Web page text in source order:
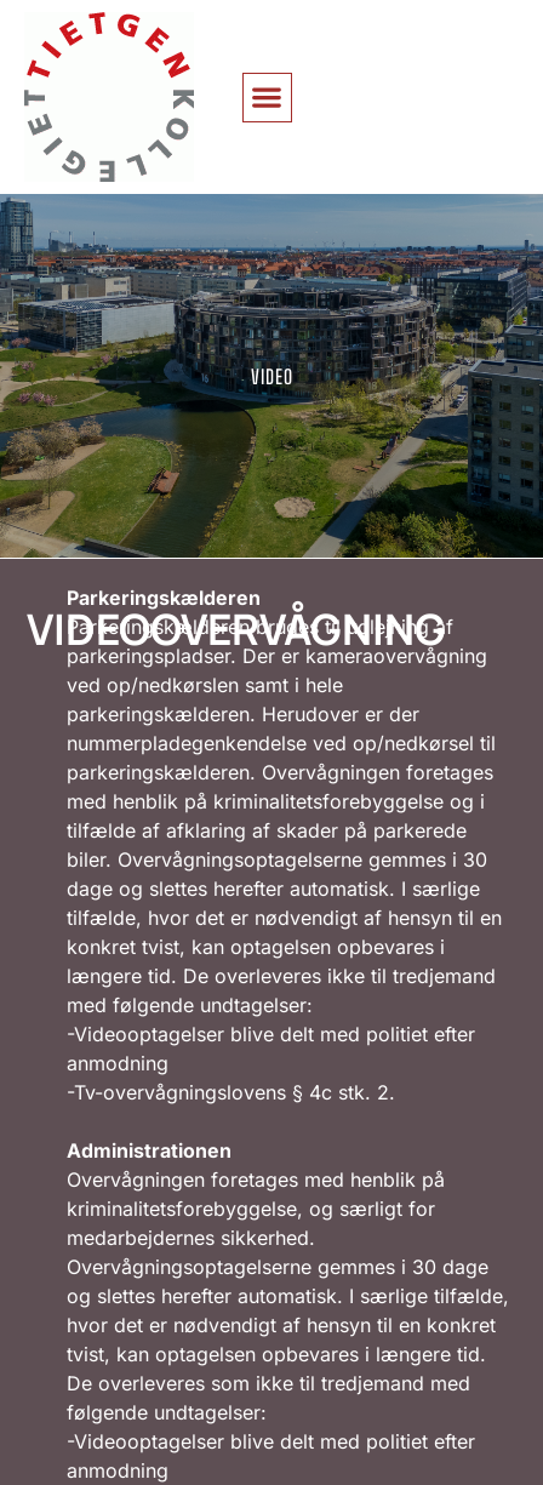
VIDEO
VIDEOOVERVÅGNING
Parkeringskælderen
Parkeringskælderen bruges til udlejning af
parkeringspladser. Der er kameraovervågning
ved op/nedkørslen samt i hele
parkeringskælderen. Herudover er der
nummerpladegenkendelse ved op/nedkørsel til
parkeringskælderen. Overvågningen foretages
med henblik på kriminalitetsforebyggelse og i
tilfælde af afklaring af skader på parkerede
biler. Overvågningsoptagelserne gemmes i 30
dage og slettes herefter automatisk. I særlige
tilfælde, hvor det er nødvendigt af hensyn til en
konkret tvist, kan optagelsen opbevares i
længere tid. De overleveres ikke til tredjemand
med følgende undtagelser:
-Videooptagelser blive delt med politiet efter
anmodning
-Tv-overvågningslovens § 4c stk. 2.
Administrationen
Overvågningen foretages med henblik på
kriminalitetsforebyggelse, og særligt for
medarbejdernes sikkerhed.
Overvågningsoptagelserne gemmes i 30 dage
og slettes herefter automatisk. I særlige tilfælde,
hvor det er nødvendigt af hensyn til en konkret
tvist, kan optagelsen opbevares i længere tid.
De overleveres som ikke til tredjemand med
følgende undtagelser:
-Videooptagelser blive delt med politiet efter
anmodning